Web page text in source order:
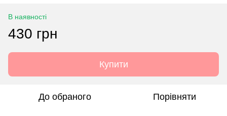
В наявності
430 грн
Купити
До обраного Порівняти